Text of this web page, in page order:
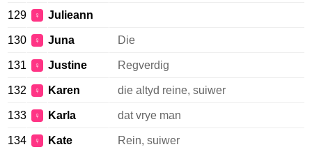
129 ♀ Julieann
130 ♀ Juna Die
131 ♀ Justine Regverdig
132 ♀ Karen die altyd reine, suiwer
133 ♀ Karla dat vrye man
134 ♀ Kate Rein, suiwer